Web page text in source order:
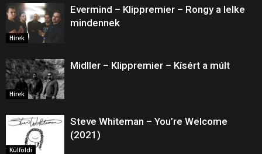
Hírek
Evermind – Klippremier – Rongy a lelke
mindennek
Hírek
Midller – Klippremier – Kísért a múlt
Külföldi
Steve Whiteman ‎– You’re Welcome
(2021)